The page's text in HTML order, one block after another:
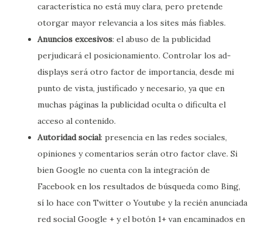
característica no está muy clara, pero pretende
otorgar mayor relevancia a los sites más fiables.
Anuncios excesivos: el abuso de la publicidad
perjudicará el posicionamiento. Controlar los ad-
displays será otro factor de importancia, desde mi
punto de vista, justificado y necesario, ya que en
muchas páginas la publicidad oculta o dificulta el
acceso al contenido.
Autoridad social: presencia en las redes sociales,
opiniones y comentarios serán otro factor clave. Si
bien Google no cuenta con la integración de
Facebook en los resultados de búsqueda como Bing,
sí lo hace con Twitter o Youtube y la recién anunciada
red social Google + y el botón 1+ van encaminados en